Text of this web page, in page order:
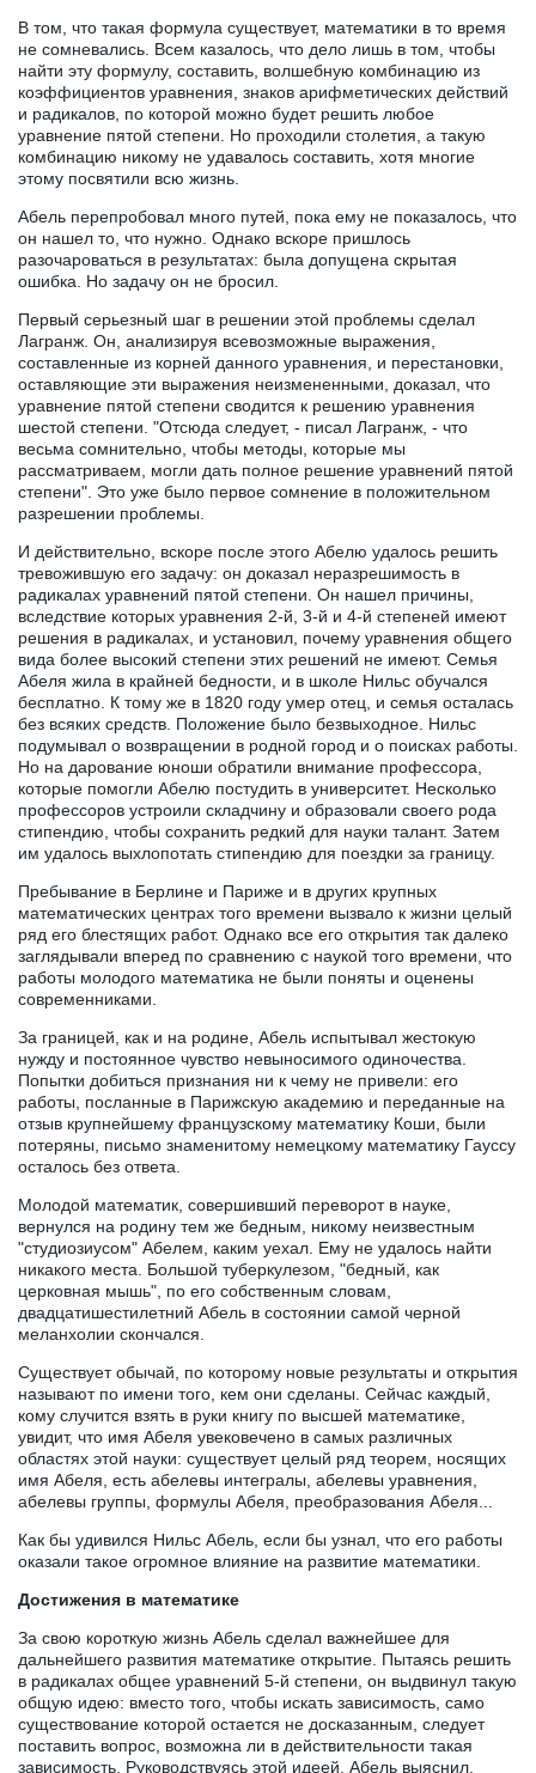
В том, что такая формула существует, математики в то время
не сомневались. Всем казалось, что дело лишь в том, чтобы
найти эту формулу, составить, волшебную комбинацию из
коэффициентов уравнения, знаков арифметических действий
и радикалов, по которой можно будет решить любое
уравнение пятой степени. Но проходили столетия, а такую
комбинацию никому не удавалось составить, хотя многие
этому посвятили всю жизнь.
Абель перепробовал много путей, пока ему не показалось, что
он нашел то, что нужно. Однако вскоре пришлось
разочароваться в результатах: была допущена скрытая
ошибка. Но задачу он не бросил.
Первый серьезный шаг в решении этой проблемы сделал
Лагранж. Он, анализируя всевозможные выражения,
составленные из корней данного уравнения, и перестановки,
оставляющие эти выражения неизмененными, доказал, что
уравнение пятой степени сводится к решению уравнения
шестой степени. "Отсюда следует, - писал Лагранж, - что
весьма сомнительно, чтобы методы, которые мы
рассматриваем, могли дать полное решение уравнений пятой
степени". Это уже было первое сомнение в положительном
разрешении проблемы.
И действительно, вскоре после этого Абелю удалось решить
тревожившую его задачу: он доказал неразрешимость в
радикалах уравнений пятой степени. Он нашел причины,
вследствие которых уравнения 2-й, 3-й и 4-й степеней имеют
решения в радикалах, и установил, почему уравнения общего
вида более высокий степени этих решений не имеют. Семья
Абеля жила в крайней бедности, и в школе Нильс обучался
бесплатно. К тому же в 1820 году умер отец, и семья осталась
без всяких средств. Положение было безвыходное. Нильс
подумывал о возвращении в родной город и о поисках работы.
Но на дарование юноши обратили внимание профессора,
которые помогли Абелю постудить в университет. Несколько
профессоров устроили складчину и образовали своего рода
стипендию, чтобы сохранить редкий для науки талант. Затем
им удалось выхлопотать стипендию для поездки за границу.
Пребывание в Берлине и Париже и в других крупных
математических центрах того времени вызвало к жизни целый
ряд его блестящих работ. Однако все его открытия так далеко
заглядывали вперед по сравнению с наукой того времени, что
работы молодого математика не были поняты и оценены
современниками.
За границей, как и на родине, Абель испытывал жестокую
нужду и постоянное чувство невыносимого одиночества.
Попытки добиться признания ни к чему не привели: его
работы, посланные в Парижскую академию и переданные на
отзыв крупнейшему французскому математику Коши, были
потеряны, письмо знаменитому немецкому математику Гауссу
осталось без ответа.
Молодой математик, совершивший переворот в науке,
вернулся на родину тем же бедным, никому неизвестным
"студиозиусом" Абелем, каким уехал. Ему не удалось найти
никакого места. Большой туберкулезом, "бедный, как
церковная мышь", по его собственным словам,
двадцатишестилетний Абель в состоянии самой черной
меланхолии скончался.
Существует обычай, по которому новые результаты и открытия
называют по имени того, кем они сделаны. Сейчас каждый,
кому случится взять в руки книгу по высшей математике,
увидит, что имя Абеля увековечено в самых различных
областях этой науки: существует целый ряд теорем, носящих
имя Абеля, есть абелевы интегралы, абелевы уравнения,
абелевы группы, формулы Абеля, преобразования Абеля...
Как бы удивился Нильс Абель, если бы узнал, что его работы
оказали такое огромное влияние на развитие математики.
Достижения в математике
За свою короткую жизнь Абель сделал важнейшее для
дальнейшего развития математике открытие. Пытаясь решить
в радикалах общее уравнений 5-й степени, он выдвинул такую
общую идею: вместо того, чтобы искать зависимость, само
существование которой остается не досказанным, следует
поставить вопрос, возможна ли в действительности такая
зависимость. Руководствуясь этой идеей, Абель выяснил,